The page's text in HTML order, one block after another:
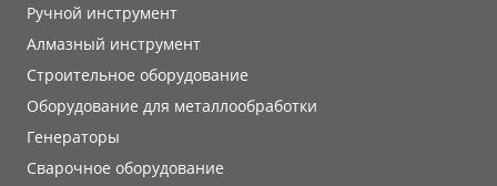
Ручной инструмент
Алмазный инструмент
Строительное оборудование
Оборудование для металлообработки
Генераторы
Сварочное оборудование